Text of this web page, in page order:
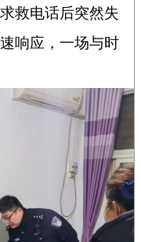
救电话后突然失
响应，一场与时